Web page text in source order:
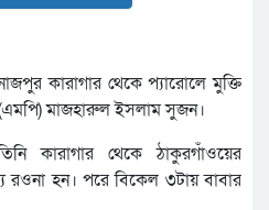
কারাগার থেকে প্যারোলে মুক্তি
মাজহারুল ইসলাম সুজন।
কারাগার থেকে ঠাকুরগাঁওয়ের
রওনা হন। পরে বিকেল ৩টায় বাবার